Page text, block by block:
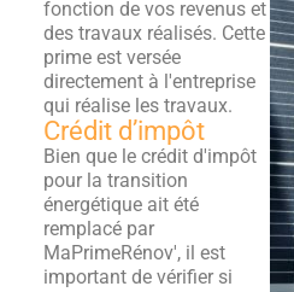
fonction de vos revenus et
des travaux réalisés. Cette
prime est versée
directement à l'entreprise
qui réalise les travaux.
Crédit d’impôt
Bien que le crédit d'impôt
pour la transition
énergétique ait été
remplacé par
MaPrimeRénov', il est
important de vérifier si